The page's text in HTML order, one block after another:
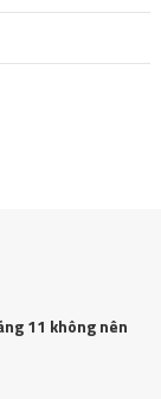
11 không nên